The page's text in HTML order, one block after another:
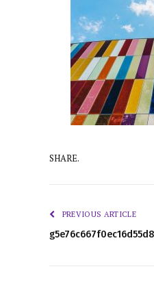
SHARE.
PREVIOUS ARTICLE